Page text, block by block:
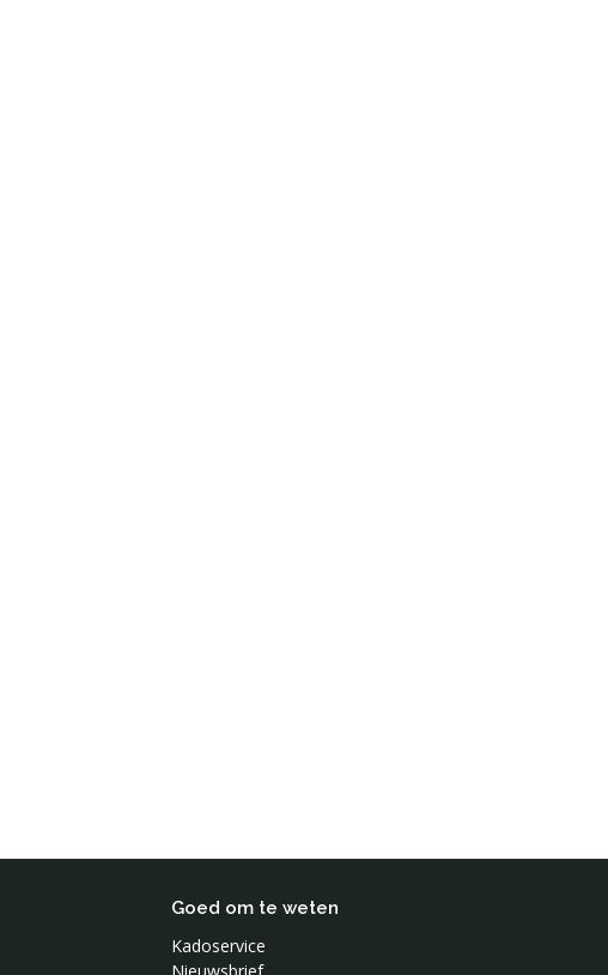
Goed om te weten
Kadoservice